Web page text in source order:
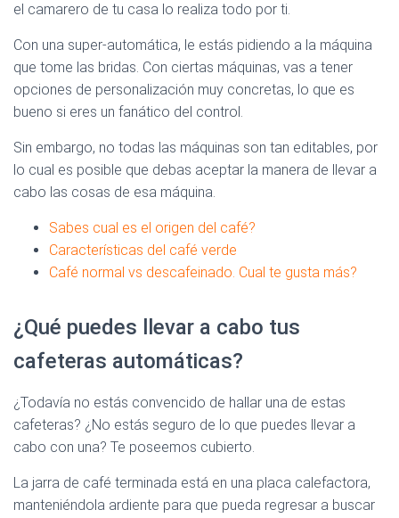
el camarero de tu casa lo realiza todo por ti.
Con una super-automática, le estás pidiendo a la máquina
que tome las bridas. Con ciertas máquinas, vas a tener
opciones de personalización muy concretas, lo que es
bueno si eres un fanático del control.
Sin embargo, no todas las máquinas son tan editables, por
lo cual es posible que debas aceptar la manera de llevar a
cabo las cosas de esa máquina.
Sabes cual es el origen del café?
Características del café verde
Café normal vs descafeinado. Cual te gusta más?
¿Qué puedes llevar a cabo tus
cafeteras automáticas?
¿Todavía no estás convencido de hallar una de estas
cafeteras? ¿No estás seguro de lo que puedes llevar a
cabo con una? Te poseemos cubierto.
La jarra de café terminada está en una placa calefactora,
manteniéndola ardiente para que pueda regresar a buscar